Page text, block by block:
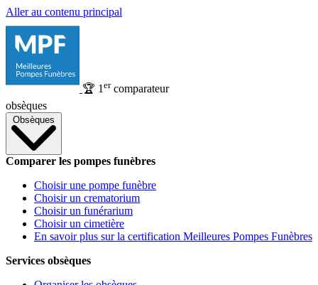
Aller au contenu principal
🏆 1 ercomparateur
obsèques
Obsèques
Comparer les pompes funèbres
Choisir une pompe funèbre
Choisir un crematorium
Choisir un funérarium
Choisir un cimetière
En savoir plus sur la certification Meilleures Pompes Funèbres
Services obsèques